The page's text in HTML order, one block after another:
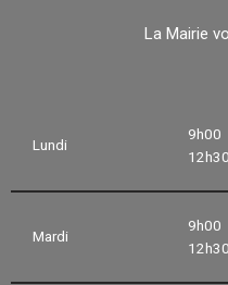
La Mairie
Lundi
9h00
12h30
Mardi
9h00
12h30